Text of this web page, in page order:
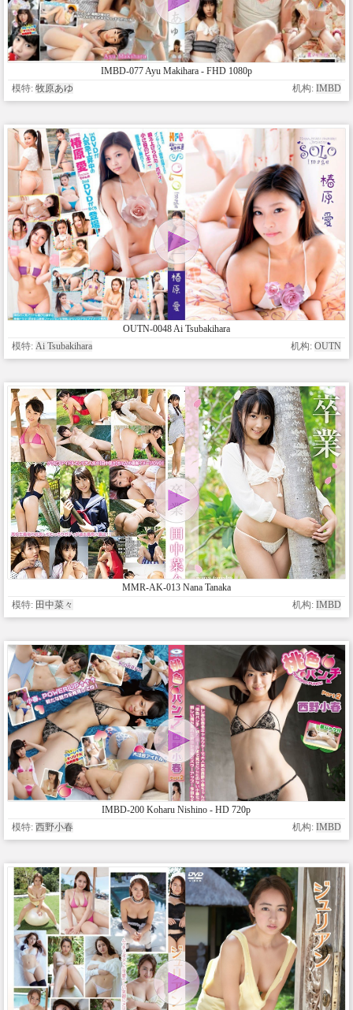
IMBD-077 Ayu Makihara - FHD 1080p
模特: 牧原あゆ 机构: IMBD
OUTN-0048 Ai Tsubakihara
模特: Ai Tsubakihara 机构: OUTN
MMR-AK-013 Nana Tanaka
模特: 田中菜々 机构: IMBD
IMBD-200 Koharu Nishino - HD 720p
模特: 西野小春 机构: IMBD